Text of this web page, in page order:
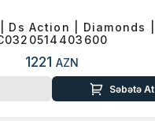
Ds Action | Diamonds |
1221 AZN
Səbətə At